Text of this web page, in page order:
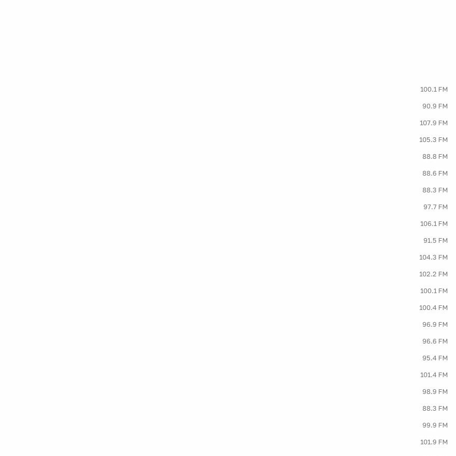
100.1 FM
90.9 FM
107.9 FM
105.3 FM
88.8 FM
88.6 FM
88.3 FM
97.7 FM
106.1 FM
91.5 FM
104.3 FM
102.2 FM
100.1 FM
100.4 FM
96.9 FM
96.6 FM
95.4 FM
101.4 FM
98.9 FM
88.3 FM
99.9 FM
101.9 FM